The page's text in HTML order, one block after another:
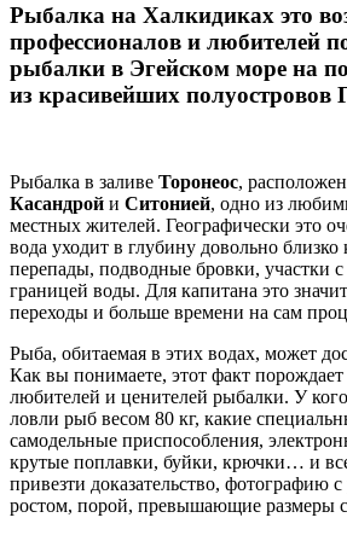
Рыбалка на Халкидиках это
профессионалов и любителей
рыбалки в Эгейском море на
из красивейших полуостровов
Рыбалка в заливе Торонеос,
Касандрой и Ситонией, одно из
местных жителей. Географически это
вода уходит в глубину довольно близко
перепады, подводные бровки, участки
границей воды. Для капитана это
переходы и больше времени на сам
Рыба, обитаемая в этих водах, может
Как вы понимаете, этот факт порождает
любителей и ценителей рыбалки. У
ловли рыб весом 80 кг, какие
самодельные приспособления,
крутые поплавки, буйки, крючки… и
привезти доказательство, фотографию
ростом, порой, превышающие размеры